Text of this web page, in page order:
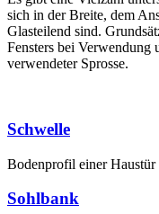
sich in der Breite, dem
Glasteilend sind.
Fensters bei Verwendung
verwendeter Sprosse.
Schwelle
Bodenprofil einer Haustür
Sohlbank